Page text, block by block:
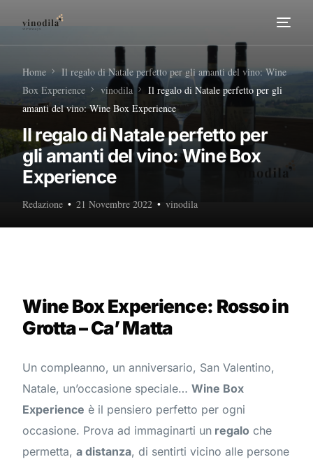
Home
Il regalo di Natale perfetto per gli amanti del vino: Wine
Box Experience
vinodila
Il regalo di Natale perfetto per gli
amanti del vino: Wine Box Experience
Il regalo di Natale perfetto per
gli amanti del vino: Wine Box
Experience
Redazione 21 Novembre 2022 vinodila
Wine Box Experience: Rosso in
Grotta – Ca’ Matta
Un compleanno, un anniversario, San Valentino,
Natale, un’occasione speciale…Wine Box
Experience è il pensiero perfetto per ogni
occasione. Prova ad immaginarti un regalo che
permetta,a distanza, di sentirti vicino alle persone
Home
Tour Enogastronomici
Diventa nostro Partner